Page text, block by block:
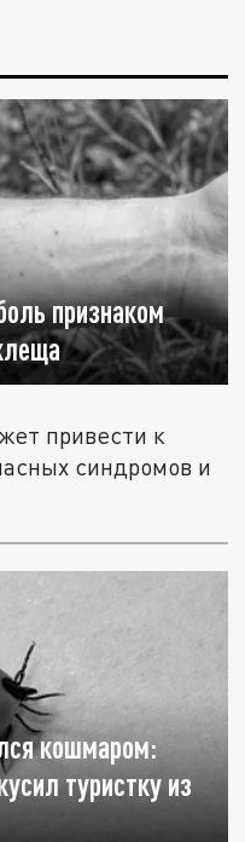
признаком
привести к
синдромов и
кошмаром:
туристку из